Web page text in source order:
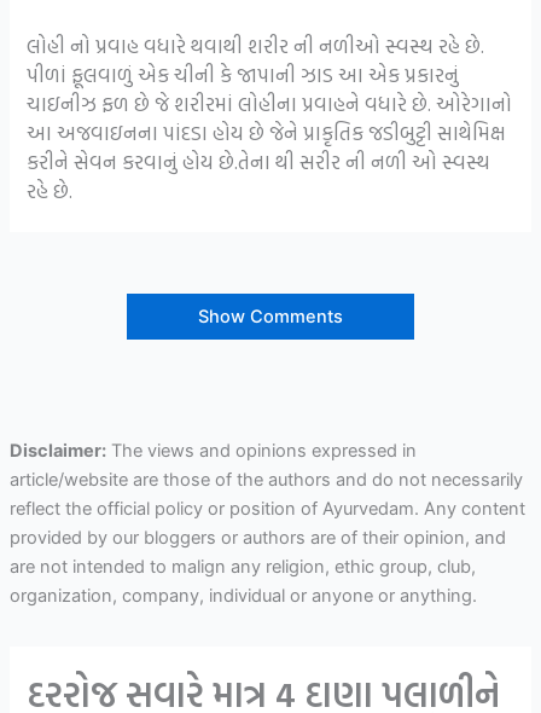
લોહી નો પ્રવાહ વધારે થવાથી શરીર ની નળીઓ સ્વસ્થ રહે છે.
પીળાં ફૂલવાળું એક ચીની કે જાપાની ઝાડ આ એક પ્રકારનું
ચાઇનીઝ ફળ છે જે શરીરમાં લોહીના પ્રવાહને વધારે છે. ઓરેગાનો
આ અજવાઇનના પાંદડા હોય છે જેને પ્રાકૃતિક જડીબુટ્ટી સાથેમિક્ષ
કરીને સેવન કરવાનું હોય છે.તેના થી સરીર ની નળી ઓ સ્વસ્થ
રહે છે.
Show Comments
Disclaimer:The views and opinions expressed in
article/website are those of the authors and do not necessarily
reflect the official policy or position of Ayurvedam. Any content
provided by our bloggers or authors are of their opinion, and
are not intended to malign any religion, ethic group, club,
organization, company, individual or anyone or anything.
દરરોજ સવારે માત્ર 4 દાણા પલાળીને